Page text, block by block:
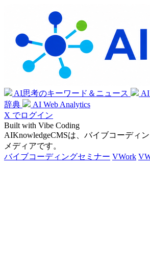
AI思考のキーワード＆ニュース
辞典
AI Web Analytics
X でログイン
Built with Vibe Coding
AIKnowledgeCMSは、バイブコーディ
メディアです。
バイブコーディングセミナー VWork